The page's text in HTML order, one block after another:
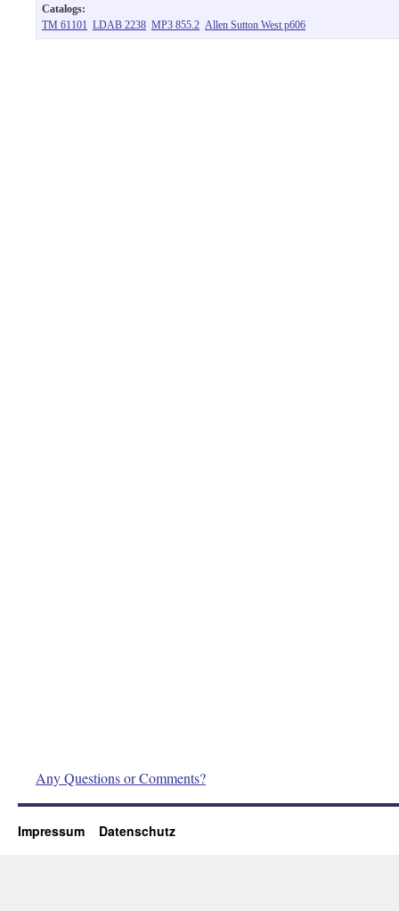
Catalogs:
TM 61101 LDAB 2238 MP3 855.2 Allen Sutton West p606
Any Questions or Comments?
Impressum Datenschutz